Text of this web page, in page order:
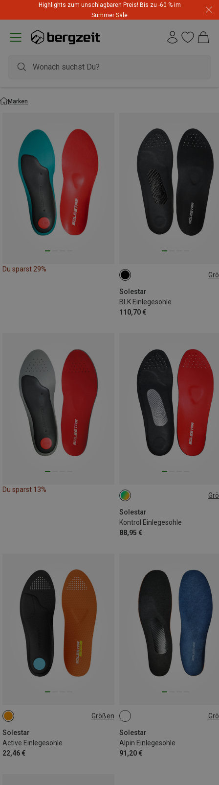
Highlights zum unschlagbaren Preis! Bis zu -60 % im
Summer Sale
Marken
Du sparst 29%
Solestar
BLK Einlegesohle
110,70 €
Du sparst 13%
Solestar
Kontrol Einlegesohle
88,95 €
Größen
Solestar
Active Einlegesohle
22,46 €
39|40
Solestar
Alpin Einlegesohle
91,20 €
37|38
47.5